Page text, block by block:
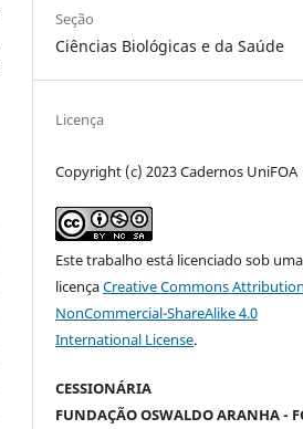
Seção
Ciências Biológicas e da Saúde
Licença
Copyright (c) 2023 Cadernos UniFOA
Este trabalho está licenciado sob uma
licençaCreative Commons
NonCommercial-ShareAlike 4.0
International License.
CESSIONÁRIA
FUNDAÇÃO OSWALDO ARANHA -